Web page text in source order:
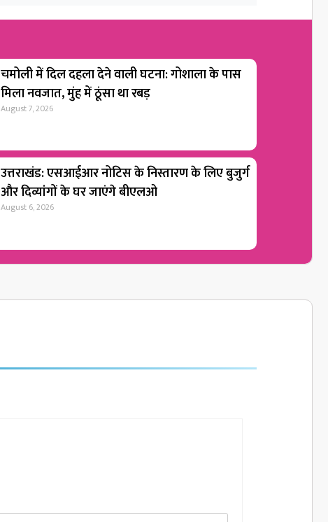
चमोली में दिल दहला देने वाली घटना: गोशाला के पास
मिला नवजात, मुंह में ठूंसा था रबड़
August 7, 2026
उत्तराखंड: एसआईआर नोटिस के निस्तारण के लिए बुजुर्ग
और दिव्यांगों के घर जाएंगे बीएलओ
August 6, 2026